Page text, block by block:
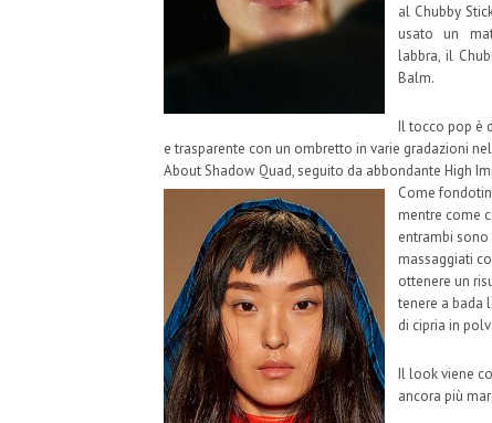
al Chubby
usato un
labbra, il
Balm.
Il tocco pop è
e trasparente con un ombretto in varie gradazioni
About Shadow Quad, seguito da abbondante High
Come
mentre come
entrambi
massaggiati
ottenere un
tenere a bada
di cipria in
Il look viene
ancora più